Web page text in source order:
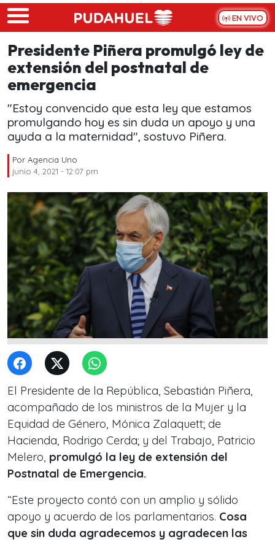
Skip to main content
EN VIVO
Presidente Piñera promulgó ley de
extensión del postnatal de
emergencia
"Estoy convencido que esta ley que estamos
promulgando hoy es sin duda un apoyo y una
ayuda a la maternidad", sostuvo Piñera.
Por Agencia Uno
junio 4, 2021 - 12:07 pm
El Presidente de la República, Sebastián Piñera,
acompañado de los ministros de la Mujer y la
Equidad de Género, Mónica Zalaquett; de
Hacienda, Rodrigo Cerda; y del Trabajo, Patricio
Melero, promulgó la ley de extensión del
Postnatal de Emergencia.
“Este proyecto contó con un amplio y sólido
apoyo y acuerdo de los parlamentarios. Cosa
que sin duda agradecemos y agradecen las